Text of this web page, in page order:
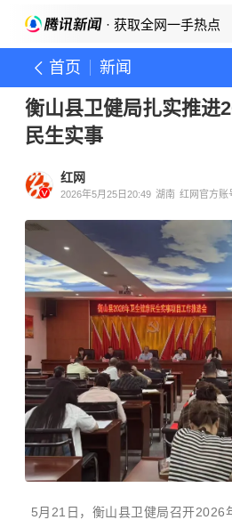
· 获取全网一手热点
首页 新闻
衡山县卫健局扎实推进
民生实事
红网
2026年5月25日20:49 湖南 红网官方账
5月21日，衡山县卫健局召开2026